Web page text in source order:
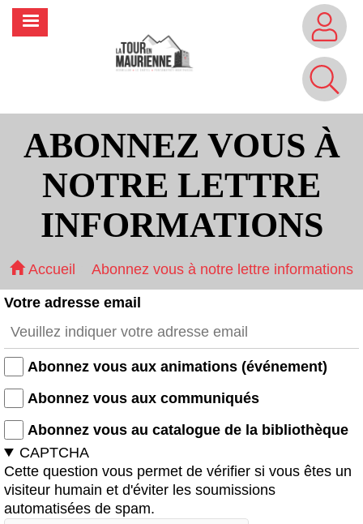
Aller
ABONNEZ VOUS À
NOTRE LETTRE
INFORMATIONS
Accueil Abonnez vous à notre lettre informations
Votre adresse email
Abonnez vous aux animations (événement)
Abonnez vous aux communiqués
Abonnez vous au catalogue de la bibliothèque
CAPTCHA
Cette question vous permet de vérifier si vous êtes un
visiteur humain et d'éviter les soumissions
automatisées de spam.